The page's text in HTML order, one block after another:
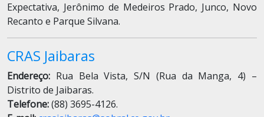
Expectativa, Jerônimo de Medeiros Prado, Junco, Novo
Recanto e Parque Silvana.
CRAS Jaibaras
Endereço: Rua Bela Vista, S/N (Rua da Manga, 4) –
Distrito de Jaibaras.
Telefone:(88) 3695-4126.